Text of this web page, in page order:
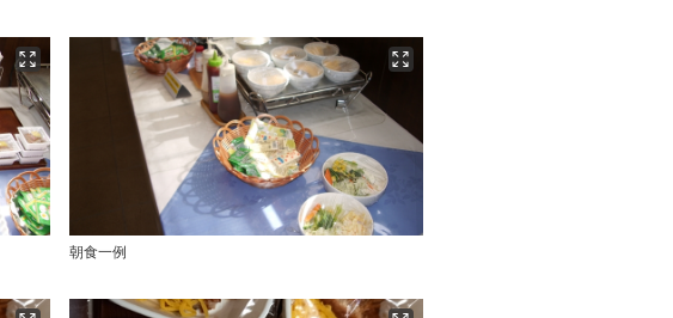
朝食一例